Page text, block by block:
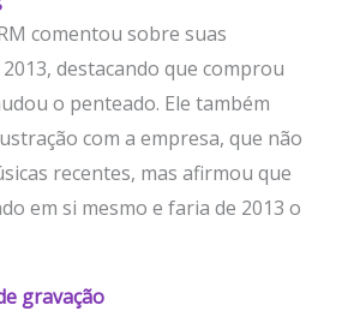
comentou sobre suas
destacando que comprou
o penteado. Ele também
com a empresa, que não
recentes, mas afirmou que
em si mesmo e faria de 2013 o
gravação